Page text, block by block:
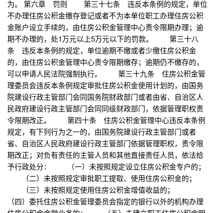
为。 第六章 罚则 第三十七条 违反本条例的规定，单位
不办理住房公积金缴存登记或者不为本单位职工办理住房公积
金账户设立手续的，由住房公积金管理中心责令限期办理；逾
期不办理的，处1万元以上5万元以下的罚款。 第三十八
条 违反本条例的规定，单位逾期不缴或者少缴住房公积金
的，由住房公积金管理中心责令限期缴存；逾期仍不缴存的，
可以申请人民法院强制执行。 第三十九条 住房公积金管
理委员会违反本条例规定审批住房公积金使用计划的，由国务
院建设行政主管部门会同国务院财政部门或者由省、自治区人
民政府建设行政主管部门会同同级财政部门，依据管理职权责
令限期改正。 第四十条 住房公积金管理中心违反本条例
规定，有下列行为之一的，由国务院建设行政主管部门或者
省、自治区人民政府建设行政主管部门依据管理职权，责令限
期改正；对负有责任的主管人员和其他直接责任人员，依法给
予行政处分： （一）未按照规定设立住房公积金专户的；
（二）未按照规定审批职工提取、使用住房公积金的；
（三）未按照规定使用住房公积金增值收益的；
（四）委托住房公积金管理委员会指定的银行以外的机构办理